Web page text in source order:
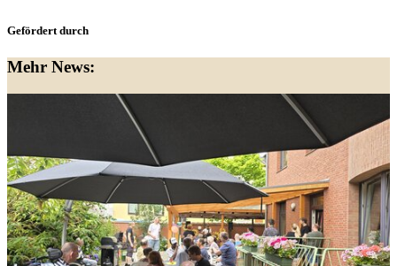
Gefördert durch
Mehr News: